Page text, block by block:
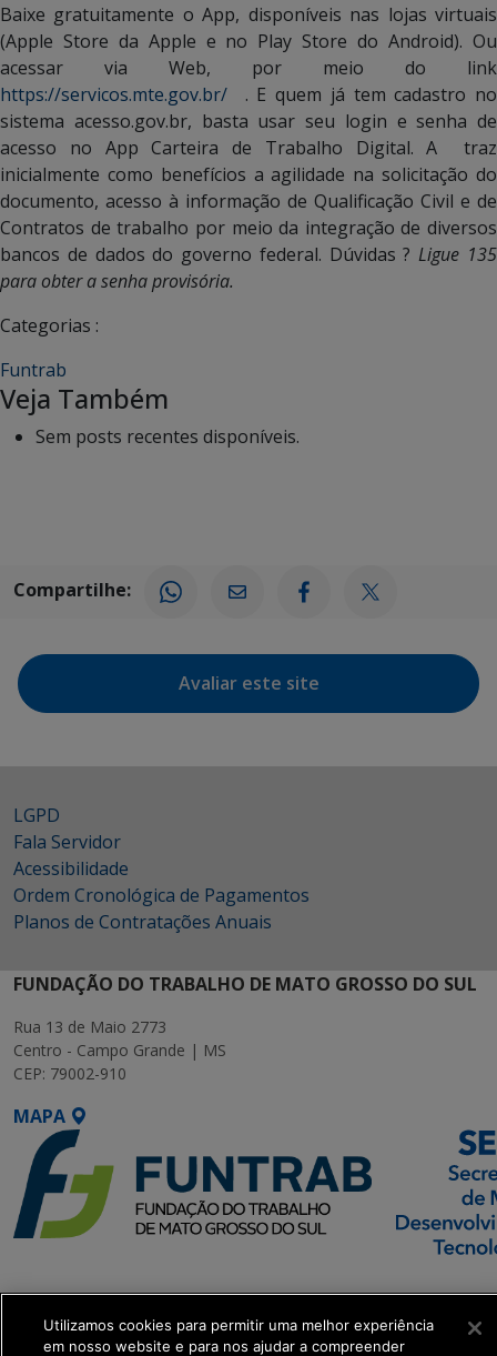
Baixe gratuitamente o App, disponíveis nas lojas virtuais
(Apple Store da Apple e no Play Store do Android). Ou
acessar via Web, por meio do link
https://servicos.mte.gov.br/ . E quem já tem cadastro no
sistema acesso.gov.br, basta usar seu login e senha de
acesso no App Carteira de Trabalho Digital. A traz
inicialmente como benefícios a agilidade na solicitação do
documento, acesso à informação de Qualificação Civil e de
Contratos de trabalho por meio da integração de diversos
bancos de dados do governo federal. Dúvidas ?Ligue 135
para obter a senha provisória.
Categorias :
Funtrab
Veja Também
Sem posts recentes disponíveis.
Compartilhe:
Avaliar este site
LGPD
Fala Servidor
Acessibilidade
Ordem Cronológica de Pagamentos
Planos de Contratações Anuais
FUNDAÇÃO DO TRABALHO DE MATO GROSSO DO SUL
Rua 13 de Maio 2773
Centro - Campo Grande | MS
CEP: 79002-910
MAPA
SETDIG | Secretaria-
Executiva de
Transformação Digital
Utilizamos cookies para permitir uma melhor experiência
em nosso website e para nos ajudar a compreender